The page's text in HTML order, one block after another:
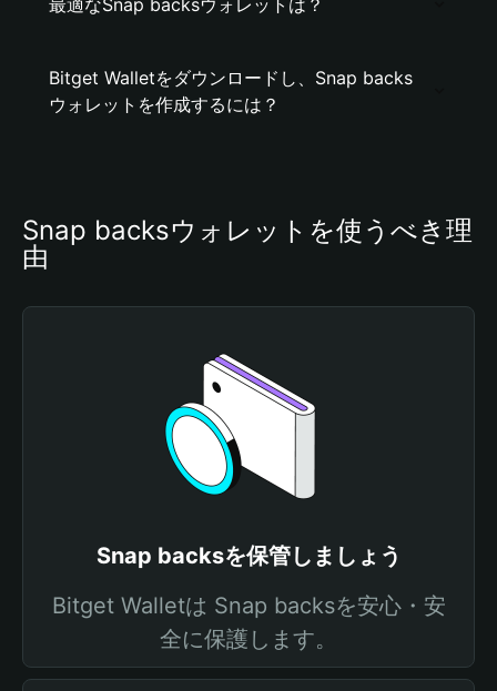
最適なSnap backsウォレットは？
Bitget Walletをダウンロードし、Snap backs
ウォレットを作成するには？
Snap backsウォレットを使うべき理
由
Snap backsを保管しましょう
Bitget Walletは Snap backsを安心・安
全に保護します。